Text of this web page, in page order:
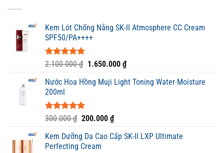
Kem Lót Chống Nắng SK-II Atmosphere CC Cream
SPF50/PA++++
Được xếp
5 sao
2.100.000₫ Giá
là:
1.650.000 ₫Giá
tại
Nước Hoa Hồng Muji Light Toning Water Moisture
200ml
Được xếp
5.00
5 sao
300.000₫ Giá
là:
300.000 ₫.
200.000 ₫Giá
tại
Kem Dưỡng Da Cao Cấp SK-II LXP Ultimate
Perfecting Cream